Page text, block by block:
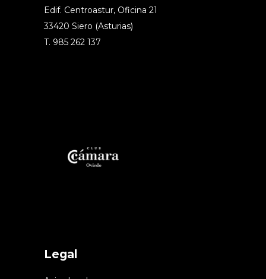
Edif. Centroastur, Oficina 21
33420 Siero (Asturias)
T. 985 262 137
Legal